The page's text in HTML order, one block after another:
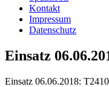
Kontakt
Impressum
Datenschutz
Einsatz
Einsatz 06.06.2018: